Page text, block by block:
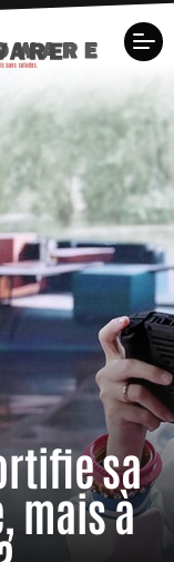
sa
mais à